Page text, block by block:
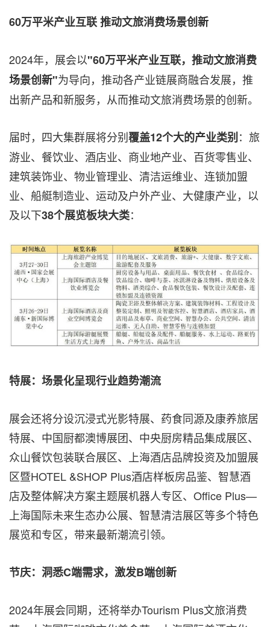
60万平米产业互联推动文旅消费场景创新
2024年，展会以"60万平米产业互联，推动文旅消费
场景创新"为导向，推动各产业链展商融合发展，推
出新产品和新服务，从而推动文旅消费场景的创新。
届时，四大集群展将分别覆盖12个大的产业类别：旅
游业、餐饮业、酒店业、商业地产业、百货零售业、
建筑装饰业、物业管理业、清洁运维业、连锁加盟
业、船艇制造业、运动及户外产业、大健康产业，以
及以下38个展览板块大类：
特展：场景化呈现行业趋势潮流
展会还将分设沉浸式光影特展、药食同源及康养旅居
特展、中国厨都澳博展团、中央厨房精品集成展区、
众山餐饮包装联合展区、上海酒店品牌投资及加盟展
区暨HOTEL &SHOP Plus酒店样板房品鉴、智慧酒
店及整体解决方案主题展机器人专区、Office Plus—
上海国际未来生态办公展、智慧清洁展区等多个特色
展览和专区，带来最新潮流引领。
节庆：洞悉C端需求，激发B端创新
2024年展会同期，还将举办Tourism Plus文旅消费